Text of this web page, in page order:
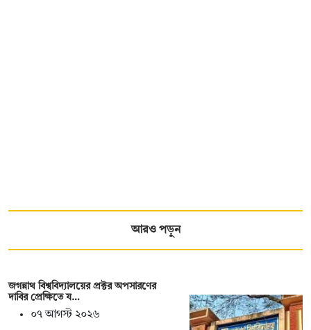
আরও পড়ুন
জগন্নাথ বিশ্ববিদ্যালয়ের প্রক্টর অপসারণের
দাবির প্রেক্ষিতে য…
০৭ আগস্ট ২০২৬